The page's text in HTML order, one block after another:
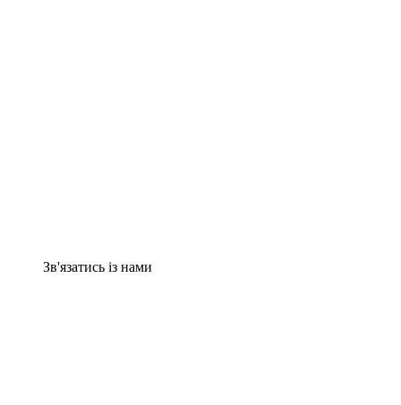
Зв'язатись із нами